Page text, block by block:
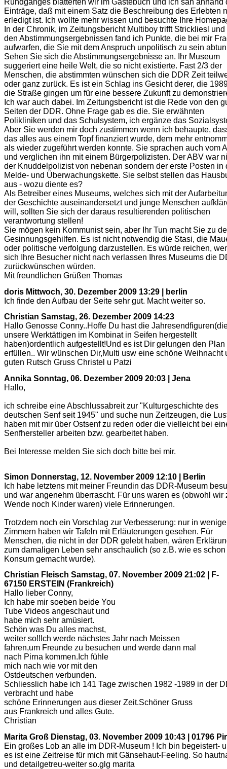
Rundganges blätterten wir im Gästebuch und ich sah anhand
Einträge, daß mit einem Satz die Beschreibung des Erlebten
erledigt ist. Ich wollte mehr wissen und besuchte Ihre
In der Chronik, im Zeitungsbericht Multiboy trifft Strickliesl und
den Abstimmungsergebnissen fand ich Punkte, die bei mir
aufwarfen, die Sie mit dem Anspruch unpolitisch zu sein
Sehen Sie sich die Abstimmungsergebnisse an. Ihr Museum
suggeriert eine heile Welt, die so nicht existierte. Fast 2/3 der
Menschen, die abstimmten wünschen sich die DDR Zeit
oder ganz zurück. Es ist ein Schlag ins Gesicht derer, die
die Straße gingen um für eine bessere Zukunft zu
Ich war auch dabei. Im Zeitungsbericht ist die Rede von den
Seiten der DDR. Ohne Frage gab es die. Sie erwähnten
Polikliniken und das Schulsystem, ich ergänze das
Aber Sie werden mir doch zustimmen wenn ich behaupte,
das alles aus einem Topf finanziert wurde, dem mehr
als wieder zugeführt werden konnte. Sie sprachen auch vom
und verglichen ihn mit einem Bürgerpolizisten. Der ABV war
der Knuddelpolizist von nebenan sondern der erste Posten in
Melde- und Überwachungskette. Sie selbst stellen das
aus - wozu diente es?
Als Betreiber eines Museums, welches sich mit der
der Geschichte auseinandersetzt und junge Menschen
will, sollten Sie sich der daraus resultierenden politischen
verantwortung stellen!
Sie mögen kein Kommunist sein, aber Ihr Tun macht Sie zu
Gesinnungsgehilfen. Es ist nicht notwendig die Stasi, die
oder politische verfolgung darzustellen. Es würde reichen,
sich Ihre Besucher nicht nach verlassen Ihres Museums die
zurückwünschen würden.
Mit freundlichen Grüßen Thomas
doris Mittwoch, 30. Dezember 2009 13:29 | berlin
Ich finde den Aufbau der Seite sehr gut. Macht weiter so.
Christian Samstag, 26. Dezember 2009 14:23
Hallo Genosse Conny..Hoffe Du hast die
unsere Werktättigen im Kombinat in Seifen hergestellt
haben)ordentlich aufgestellt!Und es ist Dir gelungen den Plan
erfüllen.. Wir wünschen Dir,Multi usw eine schöne Weihnacht
guten Rutsch Gruss Christel u Patzi
Annika Sonntag, 06. Dezember 2009 20:03 | Jena
Hallo,
ich schreibe eine Abschlussabreit zur "Kulturgeschichte des
deutschen Senf seit 1945" und suche nun Zeitzeugen, die
haben mit mir über Ostsenf zu reden oder die vielleicht bei
Senfhersteller arbeiten bzw. gearbeitet haben.
Bei Interesse melden Sie sich doch bitte bei mir.
Simon Donnerstag, 12. November 2009 12:10 | Berlin
Ich habe letztens mit meiner Freundin das DDR-Museum
und war angenehm überrascht. Für uns waren es (obwohl wir
Wende noch Kinder waren) viele Erinnerungen.
Trotzdem noch ein Vorschlag zur Verbesserung: nur in
Zimmern haben wir Tafeln mit Erläuterungen gesehen. Für
Menschen, die nicht in der DDR gelebt haben, wären
zum damaligen Leben sehr anschaulich (so z.B. wie es schon
Konsum gemacht wurde).
Christian Fleisch Samstag, 07. November 2009 21:02 | F-
67150 ERSTEIN (Frankreich)
Hallo lieber Conny,
Ich habe mir soeben beide You
Tube Videos angeschaut und
habe mich sehr amüsiert.
Schön was Du alles machst,
weiter so!!Ich werde nächstes Jahr nach Meissen
fahren,um Freunde zu besuchen und werde dann mal
nach Pirna kommen.Ich fühle
mich nach wie vor mit den
Ostdeutschen verbunden.
Schliesslich habe ich 141 Tage zwischen 1982 -1989 in der
verbracht und habe
schöne Erinnerungen aus dieser Zeit.Schöner Gruss
aus Frankreich und alles Gute.
Christian
Marita Groß Dienstag, 03. November 2009 10:43 | 01796
Ein großes Lob an alle im DDR-Museum ! Ich bin begeistert-
es ist eine Zeitreise für mich mit Gänsehaut-Feeling. So
und detailgetreu-weiter so.glg marita